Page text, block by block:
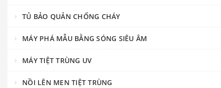
TỦ BẢO QUẢN CHỐNG CHÁY
MÁY PHÁ MẪU BẰNG SÓNG SIÊU ÂM
MÁY TIỆT TRÙNG UV
NỒI LÊN MEN TIỆT TRÙNG